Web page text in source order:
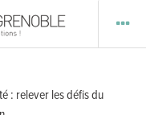
: relever les défis du